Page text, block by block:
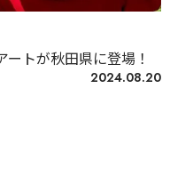
ートが秋田県に登場！
2024.08.20